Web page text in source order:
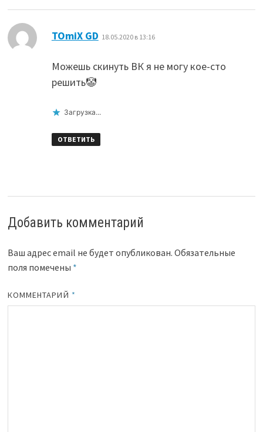
TOmiX GD 18.05.2020 в 13:16
Можешь скинуть ВК я не могу кое-сто
решить🤡
Загрузка...
ОТВЕТИТЬ
Добавить комментарий
Ваш адрес email не будет опубликован. Обязательные
поля помечены *
КОММЕНТАРИЙ *